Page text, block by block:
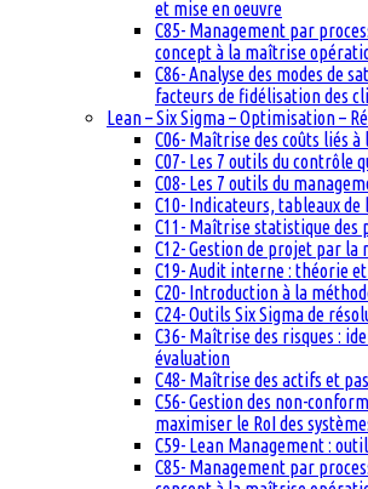
et mise en oeuvre
C85- Management par
concept à la maîtrise
C86- Analyse des modes de
facteurs de fidélisation des
Lean – Six Sigma – Optimisation –
C06- Maîtrise des coûts liés
C07- Les 7 outils du contrôle
C08- Les 7 outils du
C10- Indicateurs, tableaux de
C11- Maîtrise statistique des
C12- Gestion de projet par la
C19- Audit interne : théorie
C20- Introduction à la
C24- Outils Six Sigma de
C36- Maîtrise des risques :
évaluation
C48- Maîtrise des actifs et
C56- Gestion des non-
maximiser le RoI des
C59- Lean Management :
C85- Management par